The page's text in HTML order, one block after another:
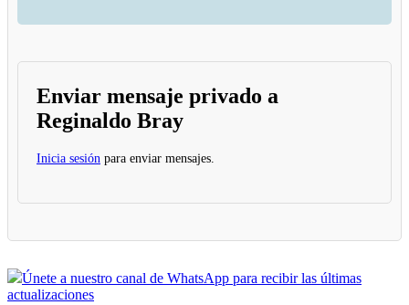
Enviar mensaje privado a
Reginaldo Bray
Inicia sesión para enviar mensajes.
Únete a nuestro canal de WhatsApp para recibir las últimas
actualizaciones